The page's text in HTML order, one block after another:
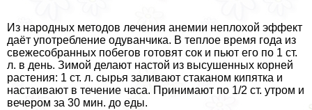
Из народных методов лечения анемии неплохой эффект
даёт употрeбление одуванчика. В теплое время года из
свежесобранных побегов готовят сок и пьют его по 1 ст.
л. в день. Зимой делают настой из высушенных корней
растения: 1 ст. л. сырья заливают стаканом кипятка и
настаивают в течение часа. Принимают по 1/2 ст. утром и
вечером за 30 мин. до еды.